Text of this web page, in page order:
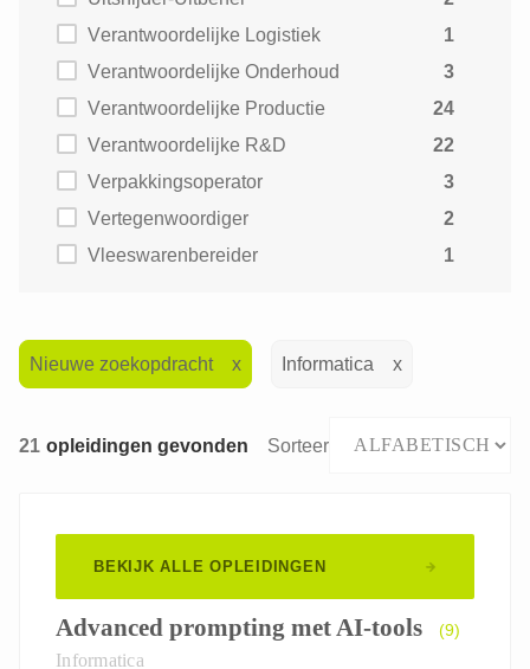
Verantwoordelijke Logistiek
1
Verantwoordelijke Onderhoud
3
Verantwoordelijke Productie
24
Verantwoordelijke R&D
22
Verpakkingsoperator
3
Vertegenwoordiger
2
Vleeswarenbereider
1
Nieuwe zoekopdracht Informatica
21 opleidingen gevonden Sorteer
BEKIJK ALLE OPLEIDINGEN
Advanced prompting met AI-tools (9)
Informatica